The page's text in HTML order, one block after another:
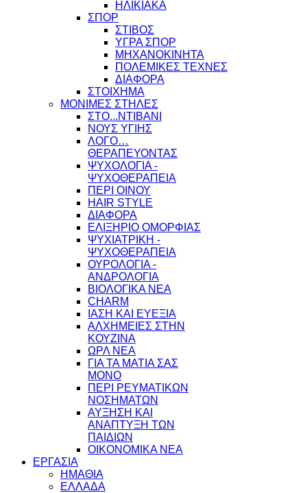
ΗΛΙΚΙΑΚΑ
ΣΠΟΡ
ΣΤΙΒΟΣ
ΥΓΡΑ ΣΠΟΡ
ΜΗΧΑΝΟΚΙΝΗΤΑ
ΠΟΛΕΜΙΚΕΣ ΤΕΧΝΕΣ
ΔΙΑΦΟΡΑ
ΣΤΟΙΧΗΜΑ
ΜΟΝΙΜΕΣ ΣΤΗΛΕΣ
ΣΤΟ...ΝΤΙΒΑΝΙ
ΝΟΥΣ ΥΓΙΗΣ
ΛΟΓΟ…
ΘΕΡΑΠΕΥΟΝΤΑΣ
ΨΥΧΟΛΟΓΙΑ -
ΨΥΧΟΘΕΡΑΠΕΙΑ
ΠΕΡΙ ΟΙΝΟΥ
HAIR STYLE
ΔΙΑΦΟΡΑ
ΕΛΙΞΗΡΙΟ ΟΜΟΡΦΙΑΣ
ΨΥΧΙΑΤΡΙΚΗ -
ΨΥΧΟΘΕΡΑΠΕΙΑ
ΟΥΡΟΛΟΓΙΑ -
ΑΝΔΡΟΛΟΓΙΑ
ΒΙΟΛΟΓΙΚΑ ΝΕΑ
CHARM
ΙΑΣΗ ΚΑΙ ΕΥΕΞΙΑ
ΑΛΧΗΜΕΙΕΣ ΣΤΗΝ
ΚΟΥΖΙΝΑ
ΩΡΛ ΝEA
ΓΙΑ ΤΑ ΜΑΤΙΑ ΣΑΣ
ΜΟΝΟ
ΠΕΡΙ ΡΕΥΜΑΤΙΚΩΝ
ΝΟΣΗΜΑΤΩΝ
ΑΥΞΗΣΗ ΚΑΙ
ΑΝΑΠΤΥΞΗ ΤΩΝ
ΠΑΙΔΙΩΝ
ΟΙΚΟΝΟΜΙΚΑ ΝΕΑ
ΕΡΓΑΣΙΑ
ΗΜΑΘΙΑ
ΕΛΛΑΔΑ